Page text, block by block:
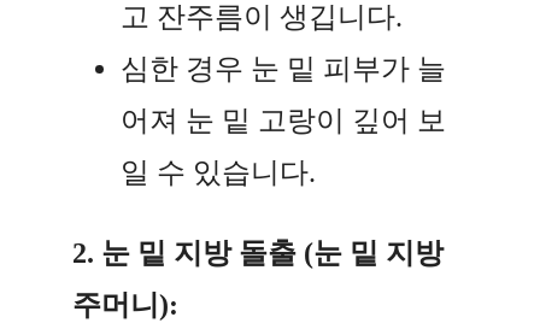
고 잔주름이 생깁니다.
심한 경우 눈 밑 피부가 늘
어져 눈 밑 고랑이 깊어 보
일 수 있습니다.
2. 눈 밑 지방 돌출 (눈 밑 지방
주머니):